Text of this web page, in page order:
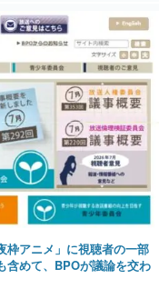
枠アニメ」に視聴者の一部
含めて、BPOが議論を交わ